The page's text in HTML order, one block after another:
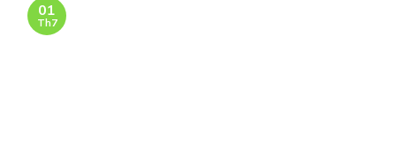
01
Th7